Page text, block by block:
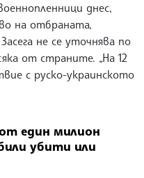
днес,
на отбраната,
не се уточнява по
от страните. „На 12
с руско-украинското
един милион
убити или